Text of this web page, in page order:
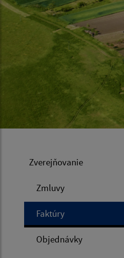
Zverejňovanie
Zmluvy
Faktúry
Objednávky